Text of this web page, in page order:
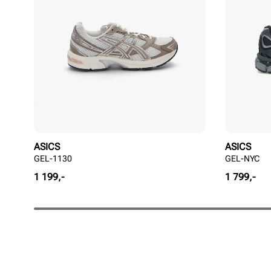
ASICS
GEL-1130
Pris
1 199,-
ASICS
GEL-NYC
Pris
1 799,-